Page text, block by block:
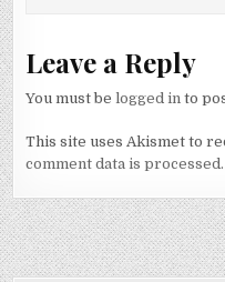
Leave a Reply
You must belogged in to
This site uses Akismet to
comment data is processed.